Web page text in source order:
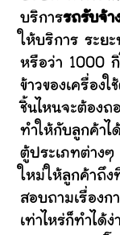
บริการรถรับจ้า
ให้บริการ ระย
หรือว่า 1000 กิ
ข้าวของเครื่อง
ชิ้นไหนจะต้อง
ทำให้กับลูกค้าไ
ตู้ประเภทต่างๆ
ใหม่ให้ลูกค้าถึง
สอบถามเรื่องก
เท่าไหร่ก็ทำได้